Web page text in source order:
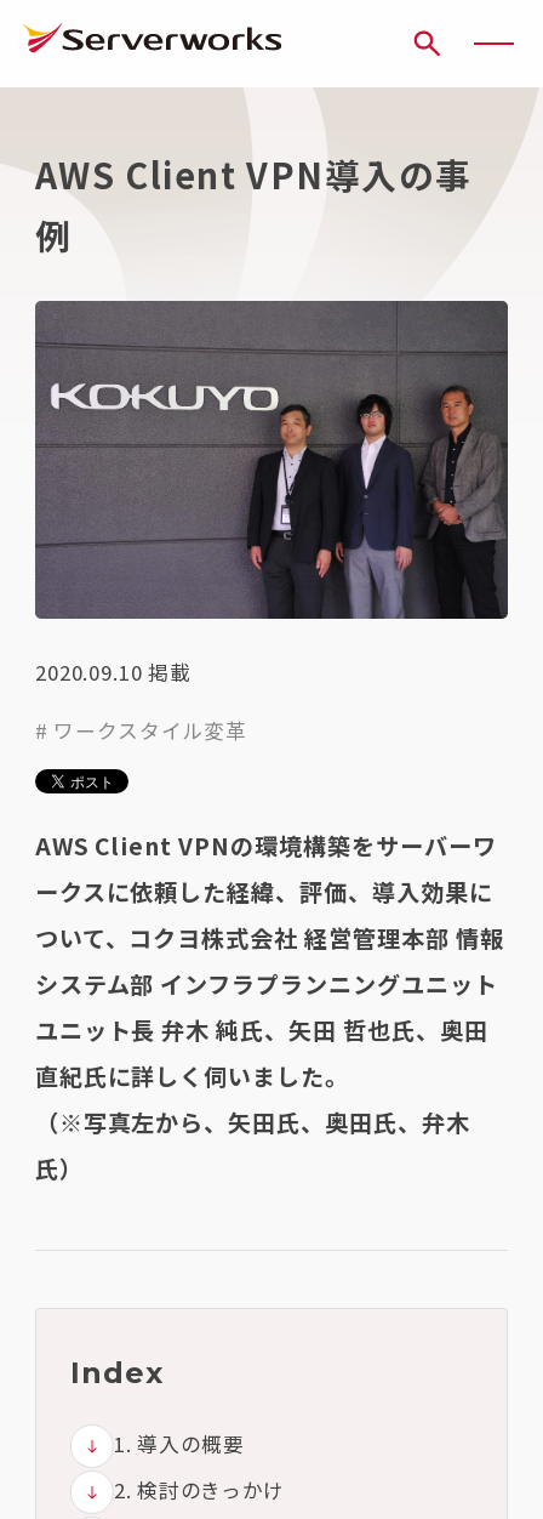
AWS Client VPN導入の事
例
2020.09.10 掲載
# ワークスタイル変革
AWS Client VPNの環境構築をサーバーワ
ークスに依頼した経緯、評価、導入効果に
ついて、コクヨ株式会社 経営管理本部 情報
システム部 インフラプランニングユニット
ユニット長 弁木 純氏、矢田 哲也氏、奥田
直紀氏に詳しく伺いました。
（※写真左から、矢田氏、奥田氏、弁木
氏）
Index
1. 導入の概要
2. 検討のきっかけ